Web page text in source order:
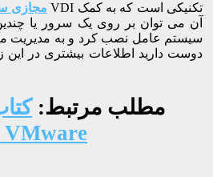
مجازی
آن می توان بر روی یک سرور یا
سیستم عامل نصب کرد و به مدیریت
دوست دارید اطلاعات بیشتری در این
مطلب مرتبط: